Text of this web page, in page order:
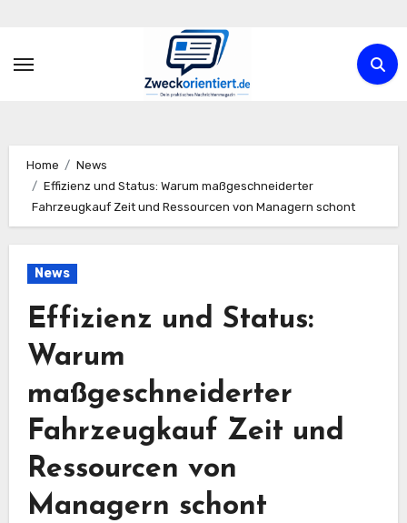
springen
Home
News
Effizienz und Status: Warum maßgeschneiderter
Fahrzeugkauf Zeit und Ressourcen von Managern schont
News
Effizienz und Status:
Warum
maßgeschneiderter
Fahrzeugkauf Zeit und
Ressourcen von
Managern schont